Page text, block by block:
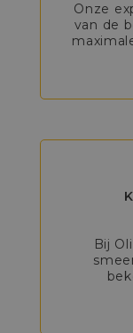
Onze
van de
Bij